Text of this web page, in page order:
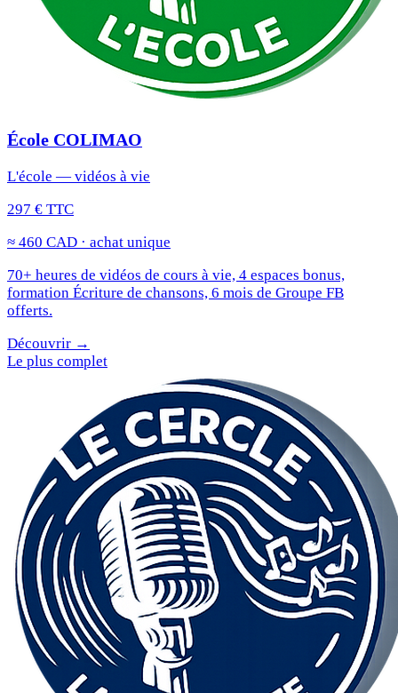
École COLIMAO
L'école — vidéos à vie
297 € TTC
≈ 460 CAD · achat unique
70+ heures de vidéos de cours à vie, 4 espaces bonus,
formation Écriture de chansons, 6 mois de Groupe FB
offerts.
Découvrir →
Le plus complet